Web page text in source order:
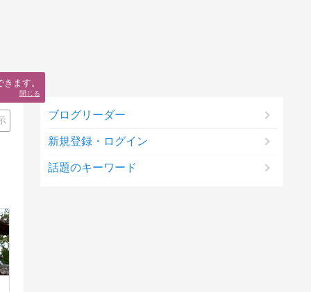
ブログリーダー
新規登録・ログイン
話題のキーワード
ます。
閉じる